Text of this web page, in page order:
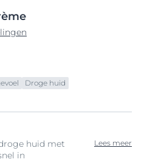
Droge huid
huid met
in
Lees meer